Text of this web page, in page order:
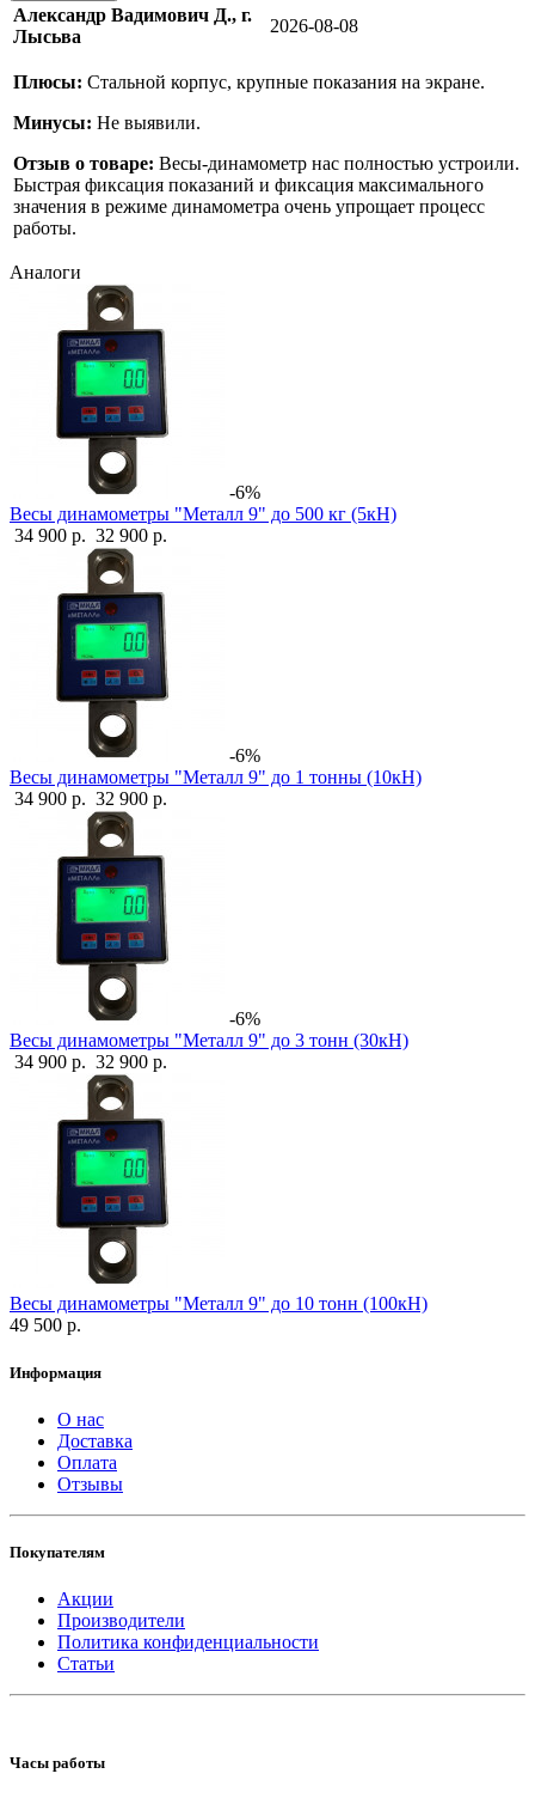
Александр Вадимович Д., г.
Лысьва
2026-08-08
Плюсы: Стальной корпус, крупные показания на экране.
Минусы: Не выявили.
Отзыв о товаре: Весы-динамометр нас полностью устроили.
Быстрая фиксация показаний и фиксация максимального
значения в режиме динамометра очень упрощает процесс
работы.
Аналоги
-6%
Весы динамометры "Металл 9" до 500 кг (5кН)
34 900 р. 32 900 р.
-6%
Весы динамометры "Металл 9" до 1 тонны (10кН)
34 900 р. 32 900 р.
-6%
Весы динамометры "Металл 9" до 3 тонн (30кН)
34 900 р. 32 900 р.
Весы динамометры "Металл 9" до 10 тонн (100кН)
49 500 р.
Информация
О нас
Доставка
Оплата
Отзывы
Покупателям
Акции
Производители
Политика конфиденциальности
Статьи
Часы работы